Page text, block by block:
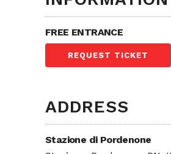
FREE ENTRANCE
REQUEST TICKET
ADDRESS
Stazione di Pordenone